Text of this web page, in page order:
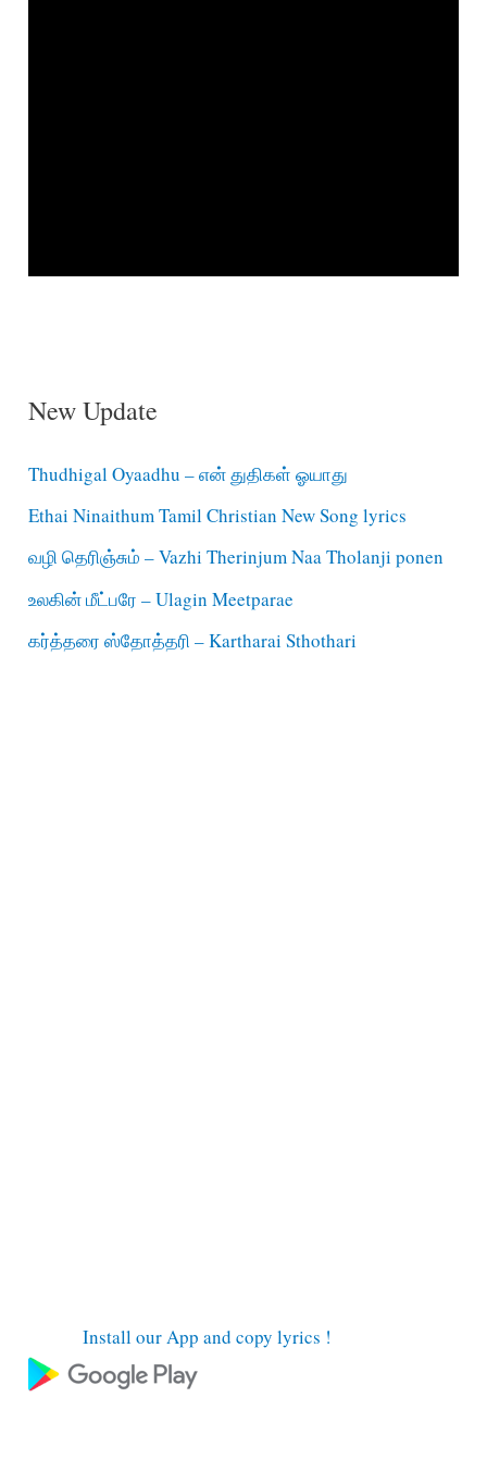
New Update
Thudhigal Oyaadhu – என் துதிகள் ஓயாது
Ethai Ninaithum Tamil Christian New Song lyrics
வழி தெரிஞ்சும் – Vazhi Therinjum Naa Tholanji ponen
உலகின் மீட்பரே – Ulagin Meetparae
கர்த்தரை ஸ்தோத்தரி – Kartharai Sthothari
Install our App and copy lyrics !